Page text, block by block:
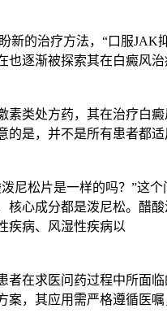
新的治疗方法，“口服
逐渐被探索其在白癜风
类处方药，其在治疗白
是，并不是所有患者都
尼松片是一样的吗？”这
心成分都是泼尼松。醋
疾病、风湿性疾病以
在求医问药过程中所面
，其应用需严格遵循医